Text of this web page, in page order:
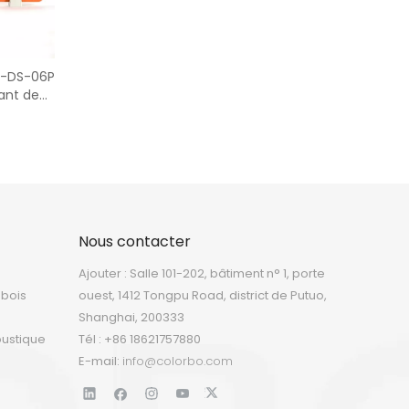
DS-06P
de
Nous contacter
Ajouter : Salle 101-202, bâtiment n° 1, porte
ouest, 1412 Tongpu Road, district de Putuo,
Shanghai, 200333
Tél : +86 18621757880
E-mail: info@colorbo.com